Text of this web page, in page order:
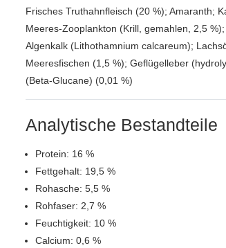
Frisches Truthahnfleisch (20 %); Amaranth;
Meeres-Zooplankton (Krill, gemahlen, 2,5
Algenkalk (Lithothamnium calcareum);
Meeresfischen (1,5 %); Geflügelleber
(Beta-Glucane) (0,01 %)
Analytische Bestandteile
Protein: 16 %
Fettgehalt: 19,5 %
Rohasche: 5,5 %
Rohfaser: 2,7 %
Feuchtigkeit: 10 %
Calcium: 0,6 %